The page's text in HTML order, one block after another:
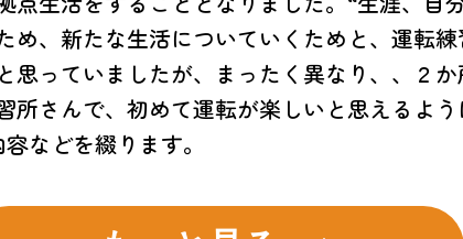
め、新たな生活についていくためと、運転
思っていましたが、まったく異なり、、２
所さんで、初めて運転が楽しいと思えるよ
などを綴ります。